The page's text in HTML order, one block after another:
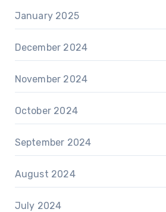
January 2025
December 2024
November 2024
October 2024
September 2024
August 2024
July 2024